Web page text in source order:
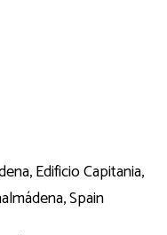
Edificio Capitania,
Spain